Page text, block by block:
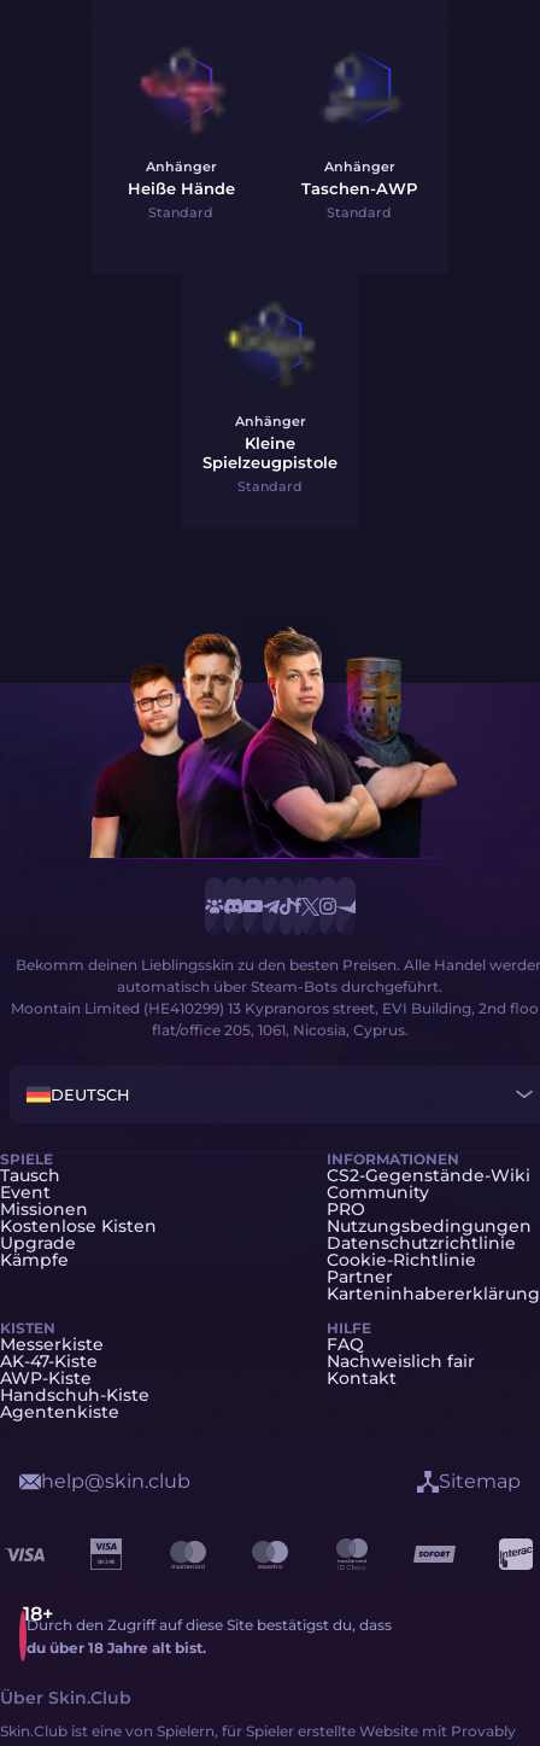
Anhänger
Heiße Hände
Standard
Anhänger
Taschen-AWP
Standard
Anhänger
Kleine
Spielzeugpistole
Standard
Bekomm deinen Lieblingsskin zu den besten Preisen. Alle Handel
automatisch über Steam-Bots durchgeführt.
Moontain Limited (HE410299) 13 Kypranoros street, EVI Building, 2nd
flat/office 205, 1061, Nicosia, Cyprus.
DEUTSCH
SPIELE
Tausch
Event
Missionen
Kostenlose Kisten
Upgrade
Kämpfe
KISTEN
Messerkiste
AK-47-Kiste
AWP-Kiste
Handschuh-Kiste
Agentenkiste
INFORMATIONEN
CS2-Gegenstände-Wiki
Community
PRO
Nutzungsbedingungen
Datenschutzrichtlinie
Cookie-Richtlinie
Partner
Karteninhabererklärung
HILFE
FAQ
Nachweislich fair
Kontakt
Durch den Zugriff auf diese Site bestätigst du, dass
du über 18 Jahre alt bist.
help@skin.club Sitemap
Über Skin.Club
Skin.Club ist eine von Spielern, für Spieler erstellte Website mit Provably